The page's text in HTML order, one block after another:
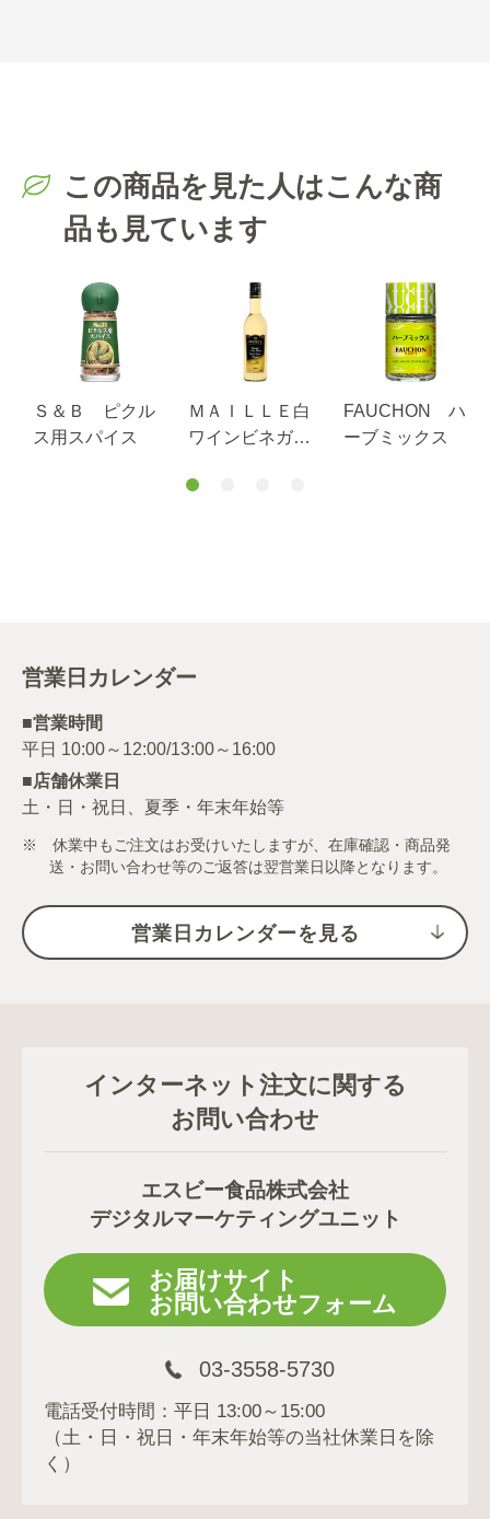
この商品を見た人はこんな商
品も見ています
Ｓ＆Ｂ ピクル
ス用スパイス
ＭＡＩＬＬＥ白
ワインビネガー
FAUCHON ハ
ーブミックス
営業日カレンダー
■営業時間
■店舗休業日
土・日・祝日、夏季・年末年始等
※ 休業中もご注文はお受けいたしますが、在庫確認・商品発
送・お問い合わせ等のご返答は翌営業日以降となります。
営業日カレンダーを見る
インターネット注文に関する
お問い合わせ
エスビー食品株式会社
デジタルマーケティングユニット
お届けサイト
お問い合わせフォーム
03-3558-5730
電話受付時間：平日 13:00～15:00
（土・日・祝日・年末年始等の当社休業日を除
く）